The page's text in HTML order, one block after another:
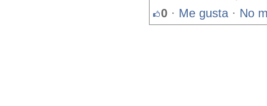
0 · Me gusta · No